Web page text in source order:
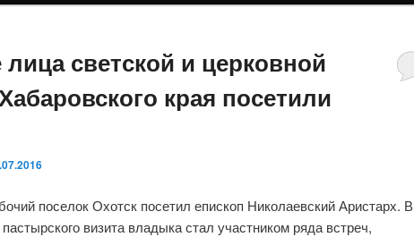
светской и церковной
края посетили
поселок Охотск посетил епископ Николаевский Аристарх. В
визита владыка стал участником ряда встреч,